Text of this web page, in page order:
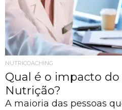
NUTRICOACHING
Qual é o impacto do
Nutrição?
A maioria das pessoas